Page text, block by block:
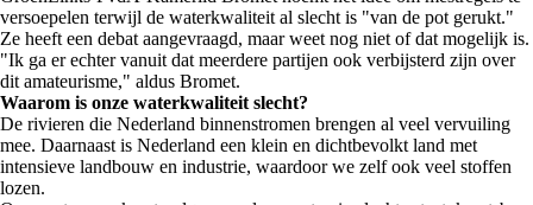
versoepelen terwijl de waterkwaliteit al slecht is "van de pot gerukt."
Ze heeft een debat aangevraagd, maar weet nog niet of dat mogelijk is.
"Ik ga er echter vanuit dat meerdere partijen ook verbijsterd zijn over
dit amateurisme," aldus Bromet.
Waarom is onze waterkwaliteit slecht?
De rivieren die Nederland binnenstromen brengen al veel vervuiling
mee. Daarnaast is Nederland een klein en dichtbevolkt land met
intensieve landbouw en industrie, waardoor we zelf ook veel stoffen
lozen.